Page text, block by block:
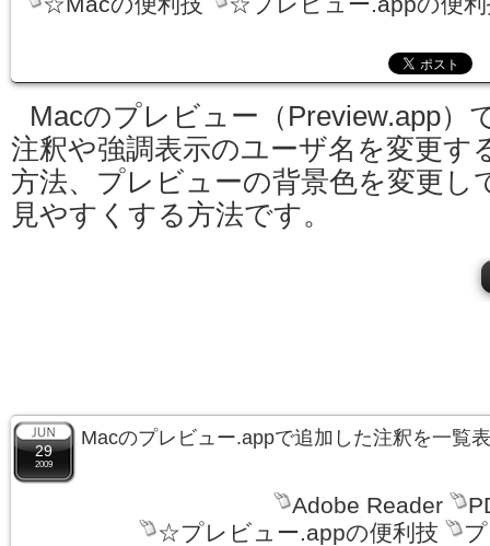
Macのプレビュー（Preview.app）
注釈や強調表示のユーザ名を変更す
方法、プレビューの背景色を変更し
見やすくする方法です。
29
2009
Macのプレビュー.appで追加した注釈を一覧
Adobe Reader
☆プレビュー.appの便利技